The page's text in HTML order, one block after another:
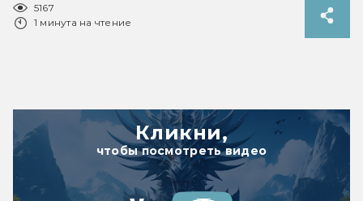
5167
1 минута на чтение
Кликни,
чтобы посмотреть видео